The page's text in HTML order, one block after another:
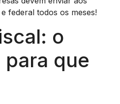
federal todos os meses!
o
para que